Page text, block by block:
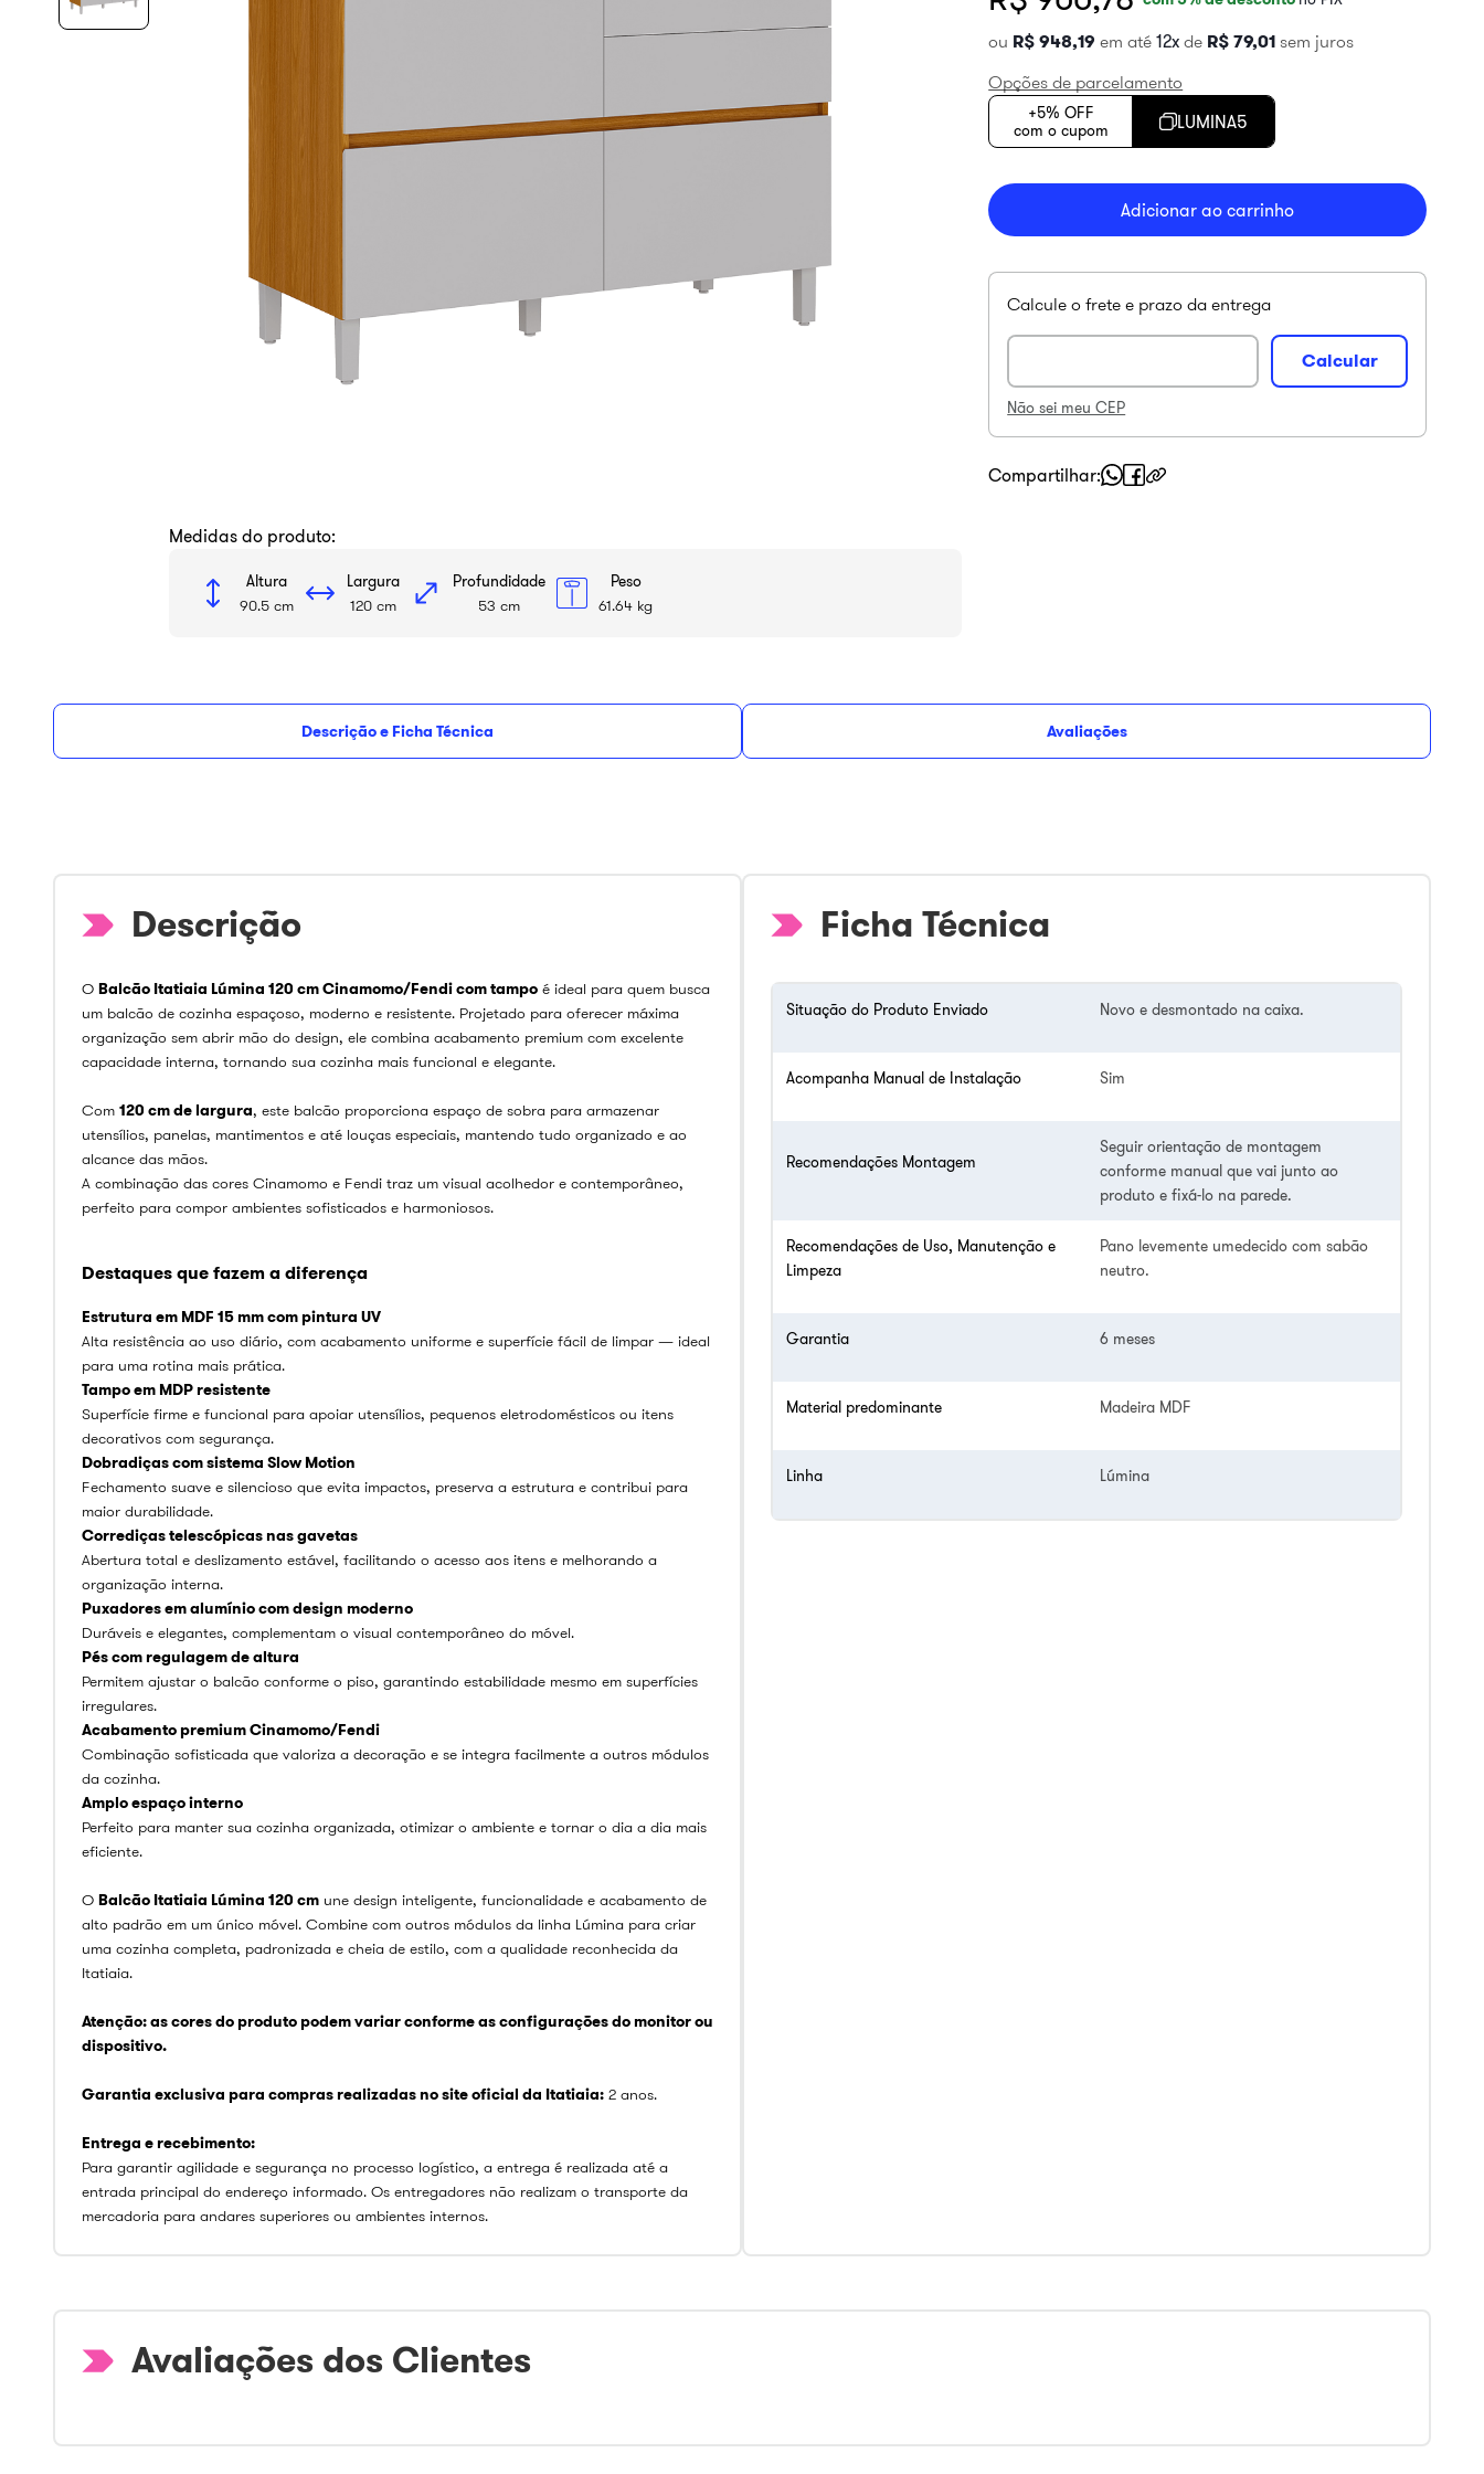
Medidas do produto:
Altura
90.5 cm
Largura
120 cm
Profundidade
53 cm
Peso
61.64 kg
ou R$ 948,19 em até12 de R$ 79,01 sem juros
Opções de parcelamento
+5% OFF
com o cupom
LUMINA5
Adicionar ao carrinho
Não sei meu CEP
Compartilhar
Descrição e Ficha Técnica Avaliações
O Balcão Itatiaia Lúmina 120 cm Cinamomo/Fendi com tampo é ideal para quem busca
um balcão de cozinha espaçoso, moderno e resistente. Projetado para oferecer máxima
organização sem abrir mão do design, ele combina acabamento premium com excelente
capacidade interna, tornando sua cozinha mais funcional e elegante.
Com 120 cm de largura, este balcão proporciona espaço de sobra para armazenar
utensílios, panelas, mantimentos e até louças especiais, mantendo tudo organizado e ao
alcance das mãos.
A combinação das cores Cinamomo e Fendi traz um visual acolhedor e contemporâneo,
perfeito para compor ambientes sofisticados e harmoniosos.
Destaques que fazem a diferença
Estrutura em MDF 15 mm com pintura UV
Alta resistência ao uso diário, com acabamento uniforme e superfície fácil de limpar — ideal
para uma rotina mais prática.
Tampo em MDP resistente
Superfície firme e funcional para apoiar utensílios, pequenos eletrodomésticos ou itens
decorativos com segurança.
Dobradiças com sistema Slow Motion
Fechamento suave e silencioso que evita impactos, preserva a estrutura e contribui para
maior durabilidade.
Corrediças telescópicas nas gavetas
Abertura total e deslizamento estável, facilitando o acesso aos itens e melhorando a
organização interna.
Puxadores em alumínio com design moderno
Duráveis e elegantes, complementam o visual contemporâneo do móvel.
Pés com regulagem de altura
Permitem ajustar o balcão conforme o piso, garantindo estabilidade mesmo em superfícies
irregulares.
Acabamento premium Cinamomo/Fendi
Combinação sofisticada que valoriza a decoração e se integra facilmente a outros módulos
da cozinha.
Amplo espaço interno
Perfeito para manter sua cozinha organizada, otimizar o ambiente e tornar o dia a dia mais
eficiente.
O Balcão Itatiaia Lúmina 120 cm une design inteligente, funcionalidade e acabamento de
alto padrão em um único móvel. Combine com outros módulos da linha Lúmina para criar
uma cozinha completa, padronizada e cheia de estilo, com a qualidade reconhecida da
Itatiaia.
Atenção: as cores do produto podem variar conforme as configurações do monitor ou
dispositivo.
Garantia exclusiva para compras realizadas no site oficial da Itatiaia: 2 anos.
Entrega e recebimento:
Para garantir agilidade e segurança no processo logístico, a entrega é realizada até a
entrada principal do endereço informado. Os entregadores não realizam o transporte da
mercadoria para andares superiores ou ambientes internos.
Ficha Técnica
Situação do Produto Enviado Novo e desmontado na caixa.
Acompanha Manual de Instalação Sim
Recomendações Montagem
Seguir orientação de montagem
conforme manual que vai junto ao
produto e fixá-lo na parede.
Recomendações de Uso, Manutenção e
Limpeza
Pano levemente umedecido com sabão
neutro.
Garantia 6 meses
Material predominante Madeira MDF
Linha Lúmina
Avaliações dos Clientes